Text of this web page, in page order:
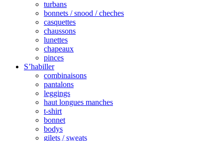
turbans
bonnets / snood / cheches
casquettes
chaussons
lunettes
chapeaux
pinces
S’habiller
combinaisons
pantalons
leggings
haut longues manches
t-shirt
bonnet
bodys
gilets / sweats